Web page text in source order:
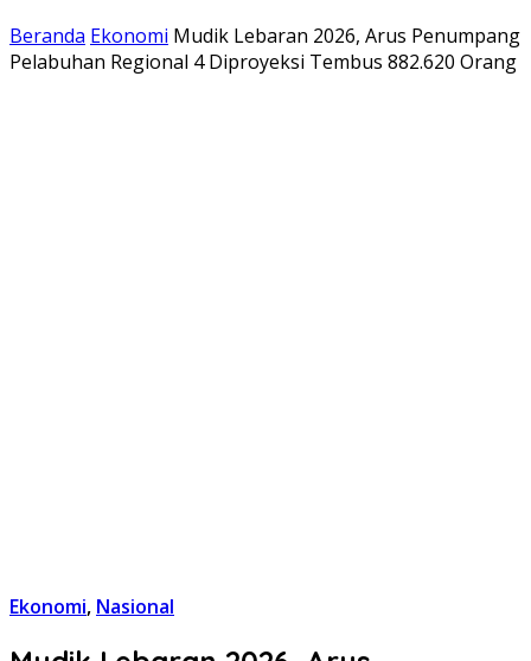
Beranda Ekonomi Mudik Lebaran 2026, Arus Penumpang
Pelabuhan Regional 4 Diproyeksi Tembus 882.620 Orang
Ekonomi, Nasional